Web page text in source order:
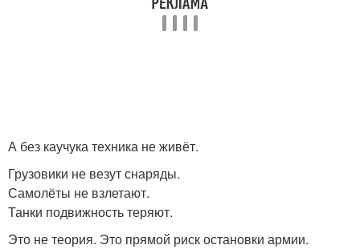
А без каучука техника не живёт.
Грузовики не везут снаряды.
Самолёты не взлетают.
Танки подвижность теряют.
Это не теория. Это прямой риск остановки армии.